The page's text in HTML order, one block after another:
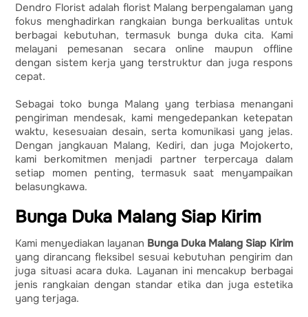
Dendro Florist adalah florist Malang berpengalaman yang
fokus menghadirkan rangkaian bunga berkualitas untuk
berbagai kebutuhan, termasuk bunga duka cita. Kami
melayani pemesanan secara online maupun offline
dengan sistem kerja yang terstruktur dan juga respons
cepat.
Sebagai toko bunga Malang yang terbiasa menangani
pengiriman mendesak, kami mengedepankan ketepatan
waktu, kesesuaian desain, serta komunikasi yang jelas.
Dengan jangkauan Malang, Kediri, dan juga Mojokerto,
kami berkomitmen menjadi partner terpercaya dalam
setiap momen penting, termasuk saat menyampaikan
belasungkawa.
Bunga Duka Malang Siap Kirim
Kami menyediakan layanan Bunga Duka Malang Siap Kirim
yang dirancang fleksibel sesuai kebutuhan pengirim dan
juga situasi acara duka. Layanan ini mencakup berbagai
jenis rangkaian dengan standar etika dan juga estetika
yang terjaga.